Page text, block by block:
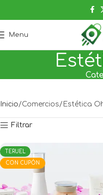
Menu
Inicio Comercios Estética
Filtrar
TERUEL
CON CUPÓN